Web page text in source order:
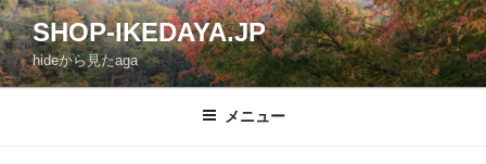
コ
ン
テ
ン
SHOP-IKEDAYA.JP
hideから見たaga
メニュー